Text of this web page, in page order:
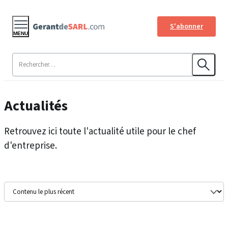
S'abonner
MENU
Actualités
Retrouvez ici toute l'actualité utile pour le chef
d'entreprise.